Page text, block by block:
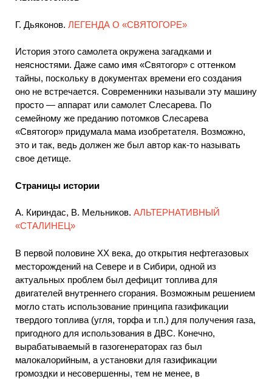
Г. Дьяконов. ЛЕГЕНДА О «СВЯТОГОРЕ»
История этого самолета окружена загадками и
неясностями. Даже само имя «Святогор» с оттенком
тайны, поскольку в документах времени его создания
оно не встречается. Современники называли эту машину
просто — аппарат или самолет Слесарева. По
семейному же преданию потомков Слесарева
«Святогор» придумала мама изобретателя. Возможно,
это и так, ведь должен же был автор как-то называть
свое детище.
Страницы истории
А. Кириндас, В. Мельников. АЛЬТЕРНАТИВНЫЙ
«СТАЛИНЕЦ»
В первой половине XX века, до открытия нефтегазовых
месторождений на Севере и в Сибири, одной из
актуальных проблем был дефицит топлива для
двигателей внутреннего сгорания. Возможным решением
могло стать использование принципа газификации
твердого топлива (угля, торфа и т.п.) для получения газа,
пригодного для использования в ДВС. Конечно,
вырабатываемый в газогенераторах газ был
малокалорийным, а установки для газификации
громоздки и несовершенны, тем не менее, в